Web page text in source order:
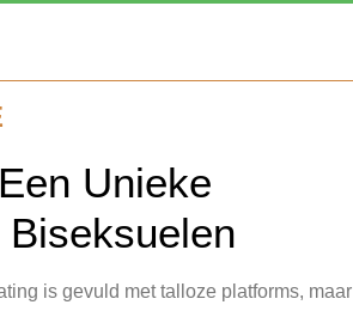
Unieke
is gevuld met talloze platforms, maar